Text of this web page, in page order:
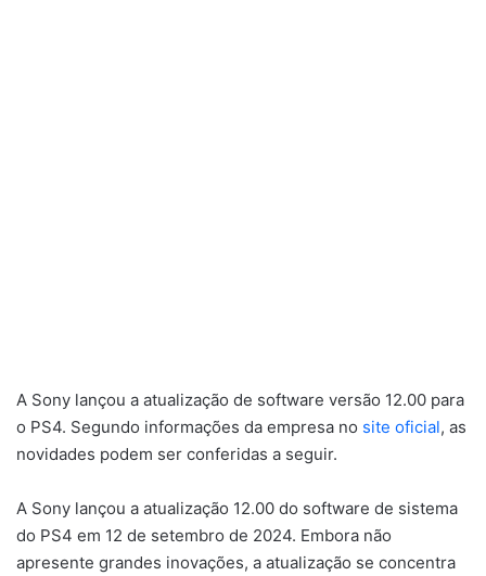
A Sony lançou a atualização de software versão 12.00 para
o PS4. Segundo informações da empresa no site oficial, as
novidades podem ser conferidas a seguir.
A Sony lançou a atualização 12.00 do software de sistema
do PS4 em 12 de setembro de 2024. Embora não
apresente grandes inovações, a atualização se concentra